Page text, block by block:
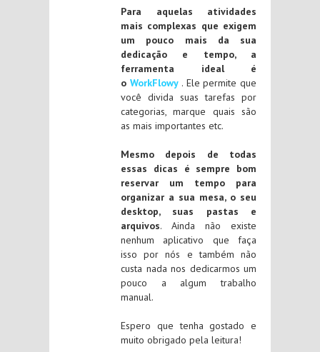
Para aquelas atividades
mais complexas que exigem
um pouco mais da sua
dedicação e tempo, a
ferramenta ideal é
o WorkFlowy. Ele permite que
você divida suas tarefas por
categorias, marque quais são
as mais importantes etc.
Mesmo depois de todas
essas dicas é sempre bom
reservar um tempo para
organizar a sua mesa, o seu
desktop, suas pastas e
arquivos. Ainda não existe
nenhum aplicativo que faça
isso por nós e também não
custa nada nos dedicarmos um
pouco a algum trabalho
manual.
Espero que tenha gostado e
muito obrigado pela leitura!